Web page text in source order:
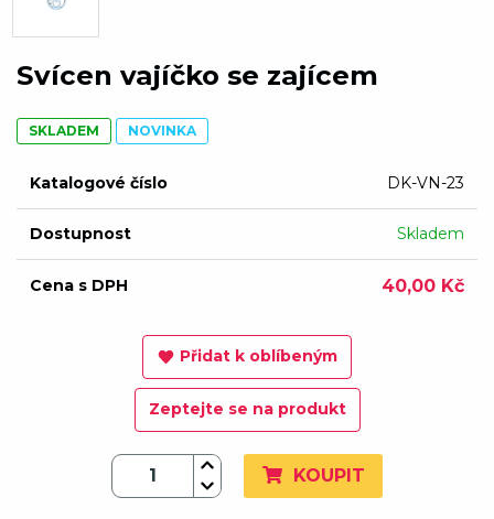
Svícen vajíčko se zajícem
SKLADEM NOVINKA
Katalogové číslo DK-VN-23
Dostupnost Skladem
Cena s DPH 40,00 Kč
Přidat k oblíbeným
Zeptejte se na produkt
KOUPIT